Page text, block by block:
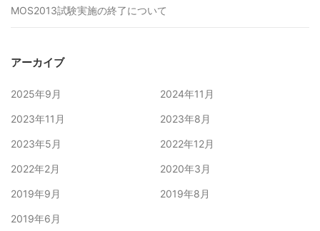
MOS2013試験実施の終了について
アーカイブ
2025年9月 2024年11月
2023年11月 2023年8月
2023年5月 2022年12月
2022年2月 2020年3月
2019年9月 2019年8月
2019年6月